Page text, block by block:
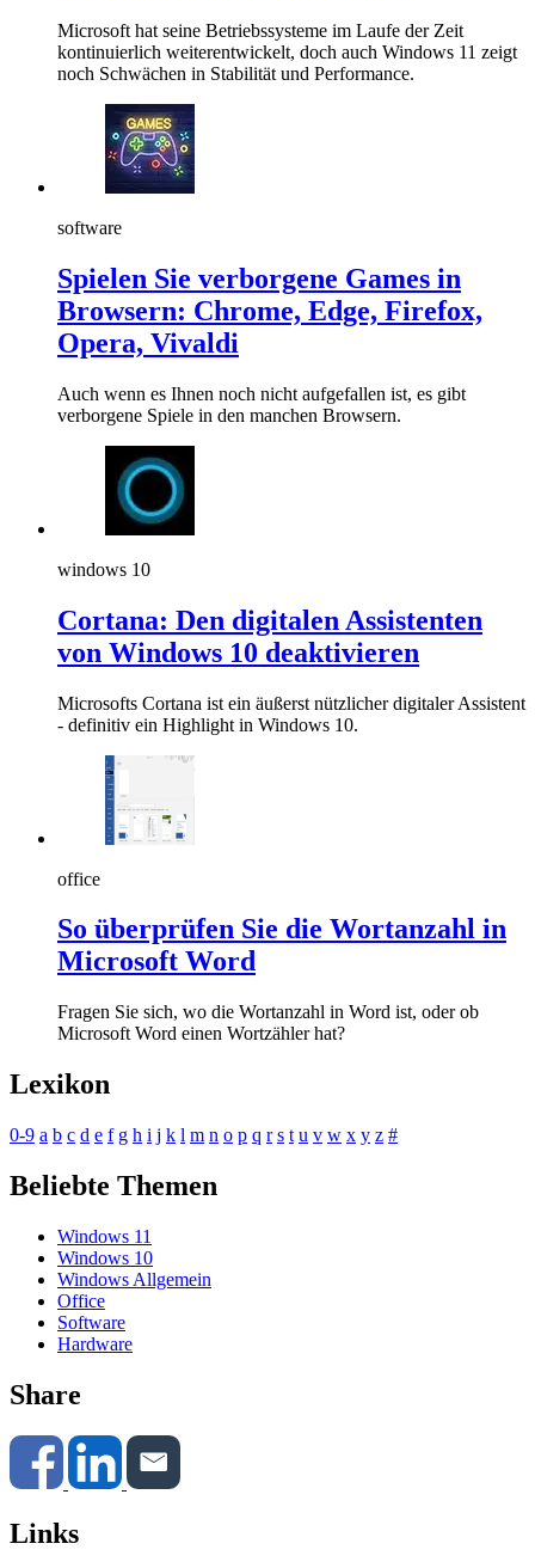
Microsoft hat seine Betriebssysteme im Laufe der Zeit
kontinuierlich weiterentwickelt, doch auch Windows 11 zeigt
noch Schwächen in Stabilität und Performance.
software
Spielen Sie verborgene Games in
Browsern: Chrome, Edge, Firefox,
Opera, Vivaldi
Auch wenn es Ihnen noch nicht aufgefallen ist, es gibt
verborgene Spiele in den manchen Browsern.
windows 10
Cortana: Den digitalen Assistenten
von Windows 10 deaktivieren
Microsofts Cortana ist ein äußerst nützlicher digitaler Assistent
- definitiv ein Highlight in Windows 10.
office
So überprüfen Sie die Wortanzahl in
Microsoft Word
Fragen Sie sich, wo die Wortanzahl in Word ist, oder ob
Microsoft Word einen Wortzähler hat?
Lexikon
0-9 a b c d e f g h i j k l m n o p q r s t u v w x y z #
Beliebte Themen
Windows 11
Windows 10
Windows Allgemein
Office
Software
Hardware
Share
Links